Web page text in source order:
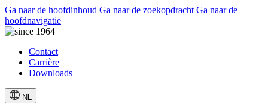
Ga naar de hoofdinhoud Ga naar de zoekopdracht Ga naar de
hoofdnavigatie
Contact
Carrière
Downloads
NL